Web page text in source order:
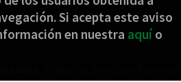
Si acepta este aviso
en nuestra aquí o